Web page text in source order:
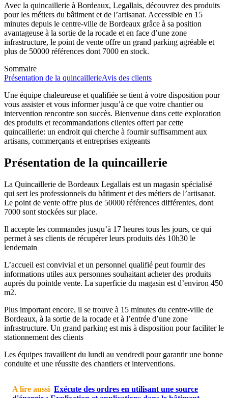
Avec la quincaillerie à Bordeaux, Legallais, découvrez des produits
pour les métiers du bâtiment et de l’artisanat. Accessible en 15
minutes depuis le centre-ville de Bordeaux grâce à sa position
avantageuse à la sortie de la rocade et en face d’une zone
infrastructure, le point de vente offre un grand parking agréable et
plus de 50000 références dont 7000 en stock.
Sommaire
Présentation de la quincaillerieAvis des clients
Une équipe chaleureuse et qualifiée se tient à votre disposition pour
vous assister et vous informer jusqu’à ce que votre chantier ou
intervention rencontre son succès. Bienvenue dans cette exploration
des produits et recommandations clientes offert par cette
quincaillerie: un endroit qui cherche à fournir suffisamment aux
artisans, commerçants et entreprises exigeants
Présentation de la quincaillerie
La Quincaillerie de Bordeaux Legallais est un magasin spécialisé
qui sert les professionnels du bâtiment et des métiers de l’artisanat.
Le point de vente offre plus de 50000 références différentes, dont
7000 sont stockées sur place.
Il accepte les commandes jusqu’à 17 heures tous les jours, ce qui
permet à ses clients de récupérer leurs produits dès 10h30 le
lendemain
L’accueil est convivial et un personnel qualifié peut fournir des
informations utiles aux personnes souhaitant acheter des produits
auprès du pointde vente. La superficie du magasin est d’environ 450
m2.
Plus important encore, il se trouve à 15 minutes du centre-ville de
Bordeaux, à la sortie de la rocade et à l’entrée d’une zone
infrastructure. Un grand parking est mis à disposition pour faciliter le
stationnement des clients
Les équipes travaillent du lundi au vendredi pour garantir une bonne
conduite et une réussite des chantiers et interventions.
A lire aussi Exécute des ordres en utilisant une source